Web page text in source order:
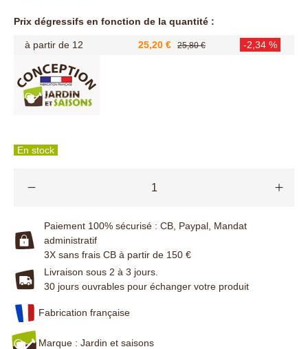
Prix dégressifs en fonction de la quantité :
à partir de 12 25,20 € 25,80 € -2,34 %
En stock
Paiement 100% sécurisé : CB, Paypal, Mandat
administratif
3X sans frais CB à partir de 150 €
Livraison sous 2 à 3 jours.
30 jours ouvrables pour échanger votre produit
Fabrication française
Marque : Jardin et saisons